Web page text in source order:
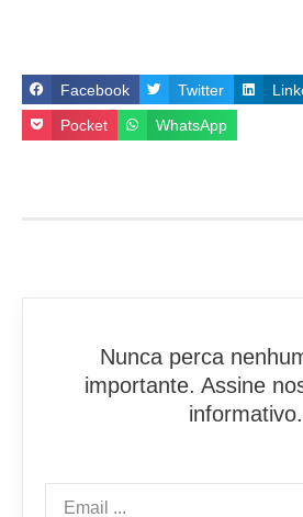
Facebook Twitter
Pocket WhatsApp
Nunca perca
importante. Assine
informativo.